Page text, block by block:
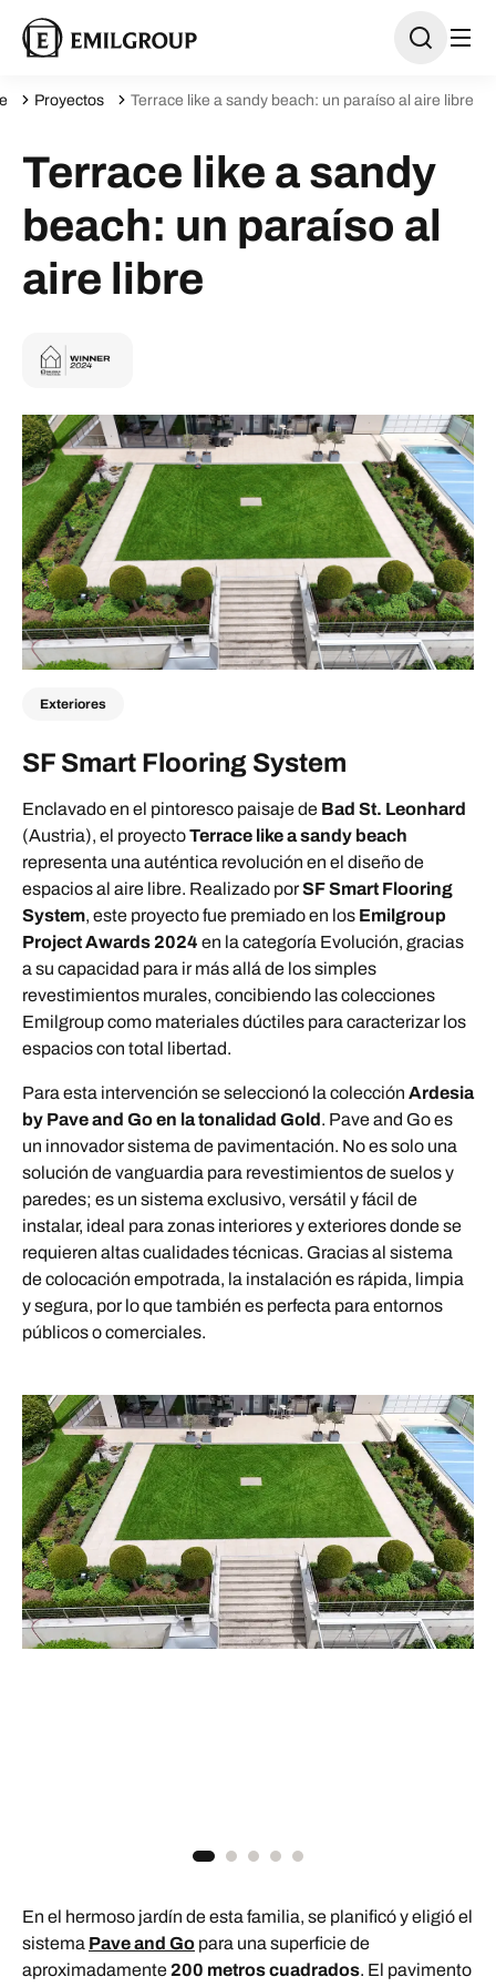
Proyectos Terrace like a sandy beach: un paraíso al aire libre
Terrace like a sandy
beach: un paraíso al
aire libre
Exteriores
SF Smart Flooring System
Enclavado en el pintoresco paisaje de Bad St. Leonhard
(Austria), el proyectoTerrace like a sandy beach
representa una auténtica revolución en el diseño de
espacios al aire libre. Realizado porSF Smart Flooring
System, este proyecto fue premiado en los Emilgroup
Project Awards 2024 en la categoría Evolución, gracias
a su capacidad para ir más allá de los simples
revestimientos murales, concibiendo las colecciones
Emilgroup como materiales dúctiles para caracterizar los
espacios con total libertad.
Para esta intervención se seleccionó la colección Ardesia
by Pave and Go en la tonalidad Gold. Pave and Go es
un innovador sistema de pavimentación. No es solo una
solución de vanguardia para revestimientos de suelos y
paredes; es un sistema exclusivo, versátil y fácil de
instalar, ideal para zonas interiores y exteriores donde se
requieren altas cualidades técnicas. Gracias al sistema
de colocación empotrada, la instalación es rápida, limpia
y segura, por lo que también es perfecta para entornos
públicos o comerciales.
En el hermoso jardín de esta familia, se planificó y eligió el
sistema Pave and Go para una superficie de
aproximadamente 200 metros cuadrados. El pavimento